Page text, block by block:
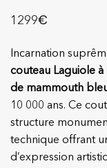
1299€
Incarnation
couteau Laguiole à
de mammouth
10 000 ans. Ce
structure
technique offrant
d’expression